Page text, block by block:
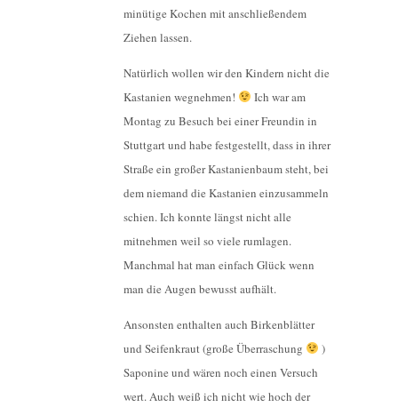
minütige Kochen mit anschließendem
Ziehen lassen.
Natürlich wollen wir den Kindern nicht die
Kastanien wegnehmen!
Ich war am
Montag zu Besuch bei einer Freundin in
Stuttgart und habe festgestellt, dass in ihrer
Straße ein großer Kastanienbaum steht, bei
dem niemand die Kastanien einzusammeln
schien. Ich konnte längst nicht alle
mitnehmen weil so viele rumlagen.
Manchmal hat man einfach Glück wenn
man die Augen bewusst aufhält.
Ansonsten enthalten auch Birkenblätter
und Seifenkraut (große Überraschung
)
Saponine und wären noch einen Versuch
wert. Auch weiß ich nicht wie hoch der